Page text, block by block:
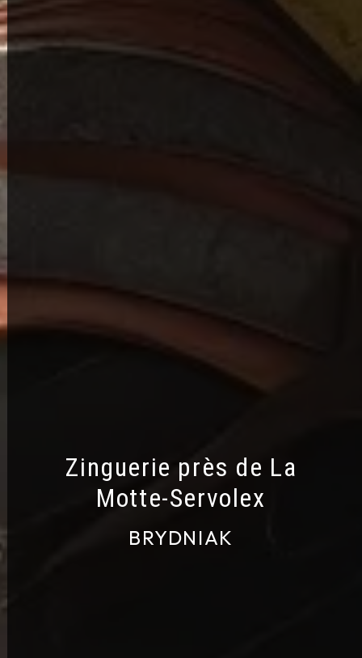
Zinguerie près de La
Motte‑Servolex
BRYDNIAK